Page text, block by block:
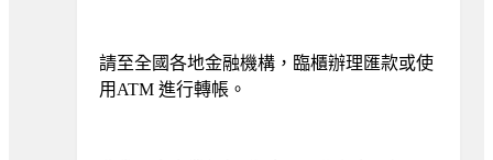
請至全國各地金融機構，臨櫃辦理匯款或使
用ATM 進行轉帳。